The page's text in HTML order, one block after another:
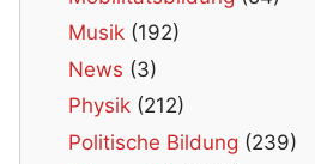
Musik (192)
News (3)
Physik (212)
Politische Bildung (239)